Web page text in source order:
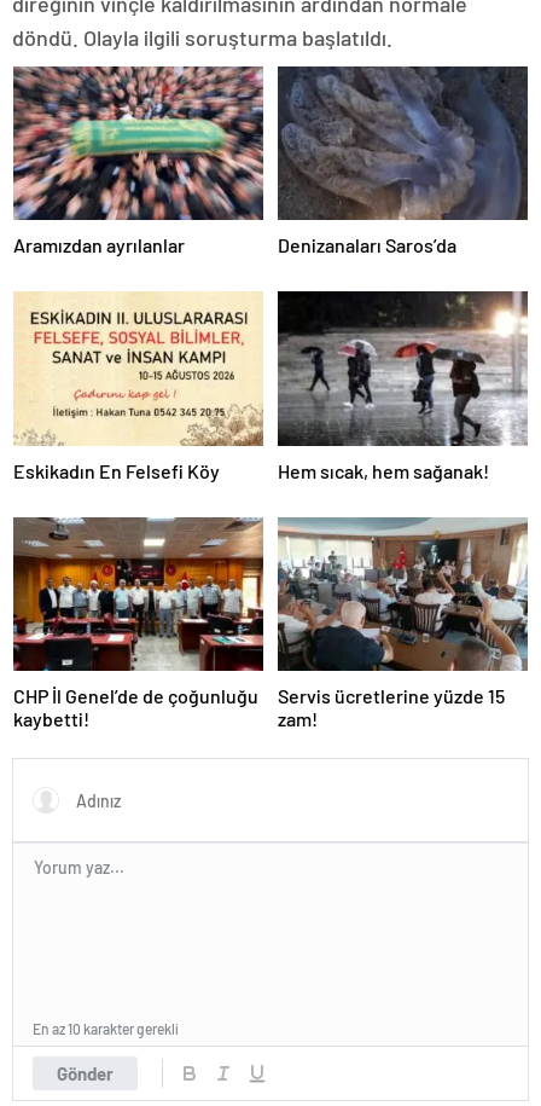
döndü. Olayla ilgili soruşturma başlatıldı.
Aramızdan ayrılanlar Denizanaları Saros’da
Eskikadın En Felsefi Köy Hem sıcak, hem sağanak!
CHP İl Genel’de de çoğunluğu
kaybetti!
Servis ücretlerine yüzde 15
zam!
Gönder
En az 10 karakter gerekli